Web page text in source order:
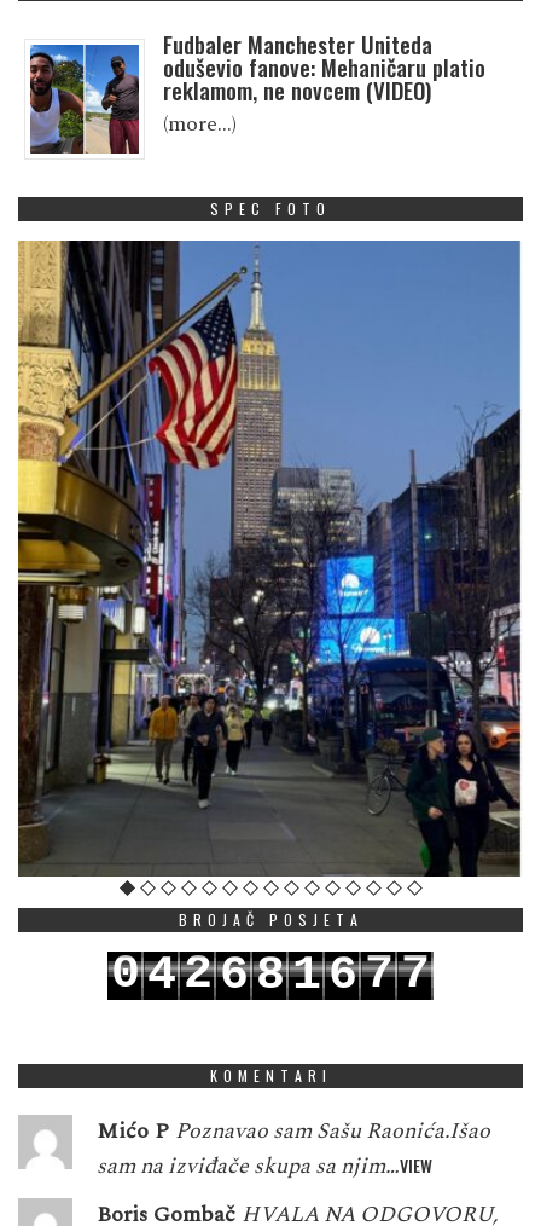
Fudbaler Manchester Uniteda
oduševio fanove: Mehaničaru platio
reklamom, ne novcem (VIDEO)
(more…)
SPEC FOTO
BROJAČ POSJETA
042681677
KOMENTARI
Mićo P Poznavao sam Sašu Raonića.Išao
sam na izviđače skupa sa njim…VIEW
Boris Gombač HVALA NA ODGOVORU,